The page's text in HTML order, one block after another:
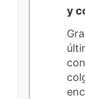
y